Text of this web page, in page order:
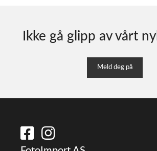
Ikke gå glipp av vårt
Meld deg på